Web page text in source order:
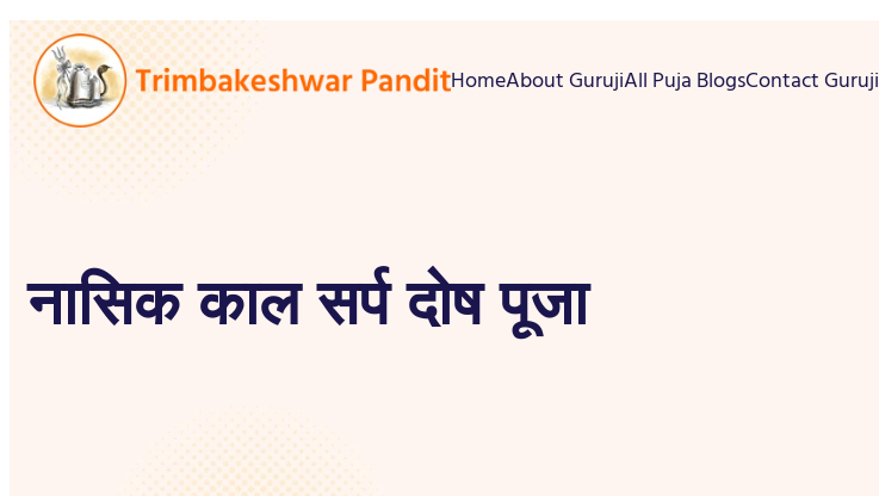
HomeAbout GurujiAll Puja BlogsContact Guruji
नासिक काल सर्प दोष पूजा